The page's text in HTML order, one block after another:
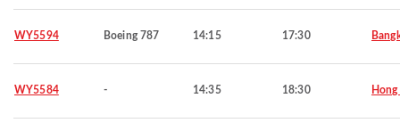
WY5594 Boeing 787 14:15 17:30
WY5584 - 14:35 18:30